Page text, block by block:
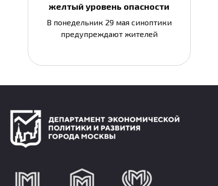
желтый уровень опасности
В понедельник 29 мая синоптики
предупреждают жителей